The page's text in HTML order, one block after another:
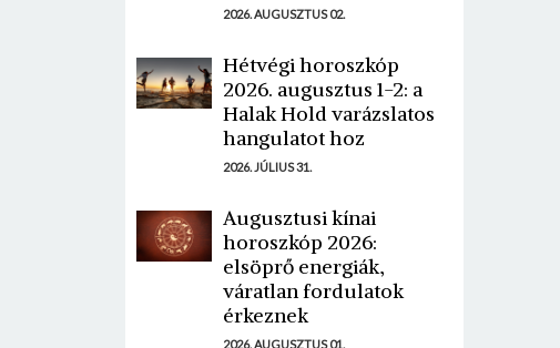
2026. AUGUSZTUS 02.
Hétvégi horoszkóp
2026. augusztus 1-2: a
Halak Hold varázslatos
hangulatot hoz
2026. JÚLIUS 31.
Augusztusi kínai
horoszkóp 2026:
elsöprő energiák,
váratlan fordulatok
érkeznek
2026. AUGUSZTUS 01.